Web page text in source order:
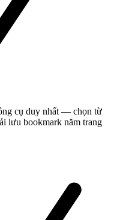
cụ duy nhất — chọn từ
lưu bookmark năm trang